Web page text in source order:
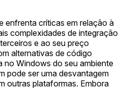
enfrenta críticas em relação à
complexidades de integração
e ao seu preço
alternativas de código
no Windows do seu ambiente
pode ser uma desvantagem
outras plataformas. Embora